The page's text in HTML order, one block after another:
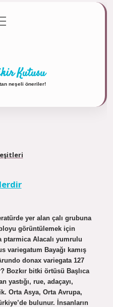
Kutusu
neşeli öneriler!
yer alan çalı grubuna
görüntülemek için
ptarmica Alacalı yumrulu
variegatum Bayağı kamış
donax variegata 127
Bozkır bitki örtüsü Başlıca
yastığı, rue, adaçayı,
Orta Asya, Orta Avrupa,
bulunur. İnsanların